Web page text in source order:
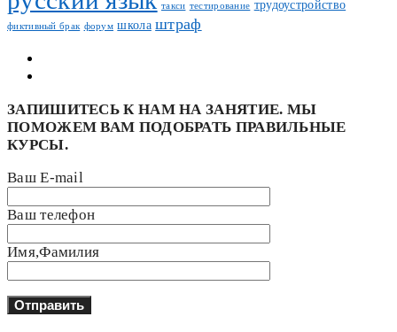
такси тестирование трудоустройство
фиктивный брак форум школа штраф
ЗАПИШИТЕСЬ К НАМ НА ЗАНЯТИЕ. МЫ
ПОМОЖЕМ ВАМ ПОДОБРАТЬ ПРАВИЛЬНЫЕ
КУРСЫ.
Ваш E-mail
Ваш телефон
Имя,Фамилия